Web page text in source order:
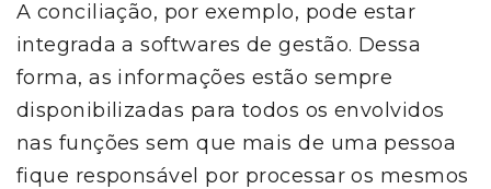
A conciliação, por exemplo, pode estar
integrada a softwares de gestão. Dessa
forma, as informações estão sempre
disponibilizadas para todos os envolvidos
nas funções sem que mais de uma pessoa
fique responsável por processar os mesmos